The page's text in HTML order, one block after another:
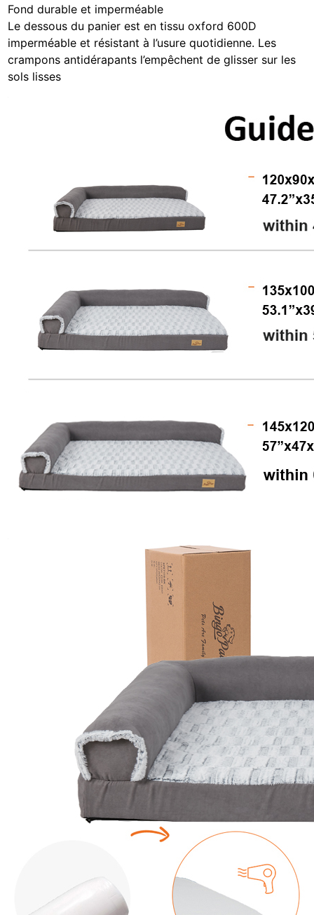
Fond durable et imperméable
Le dessous du panier est en tissu oxford 600D
imperméable et résistant à l’usure quotidienne. Les
crampons antidérapants l’empêchent de glisser sur les
sols lisses